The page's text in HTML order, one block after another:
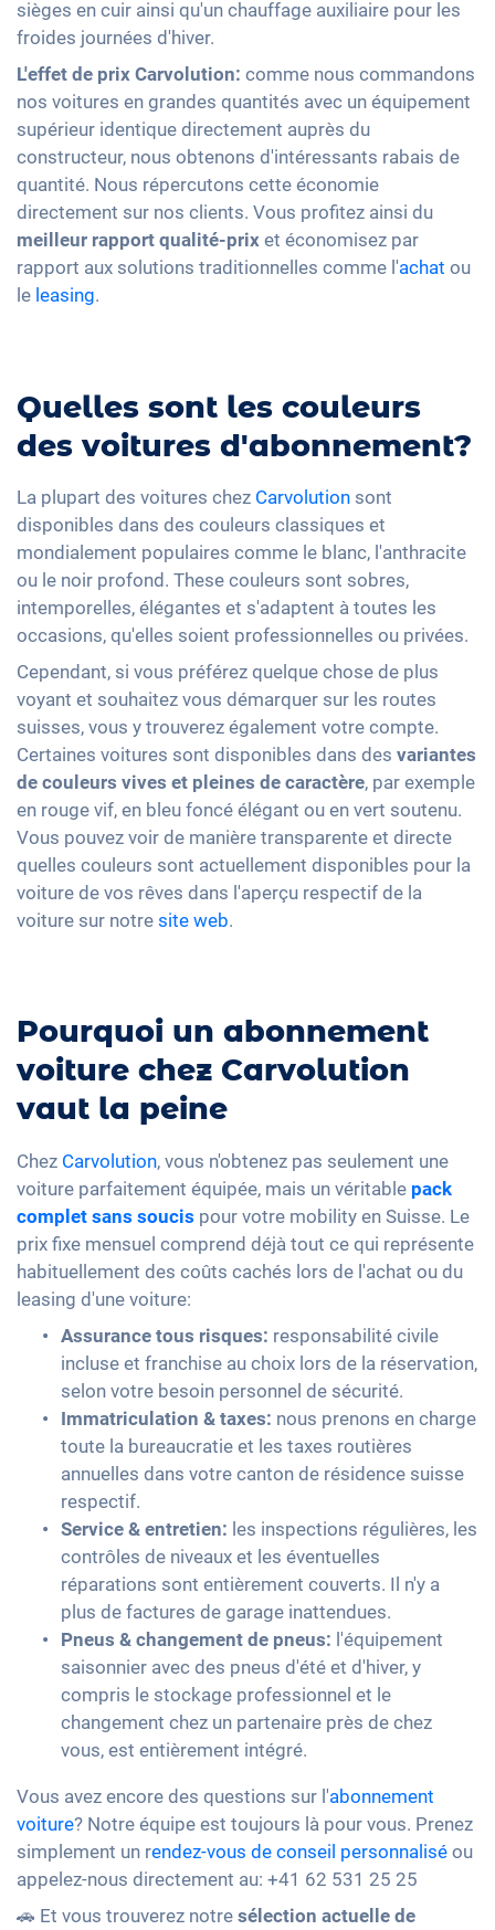
sièges en cuir ainsi qu'un chauffage auxiliaire pour les
froides journées d'hiver.
L'effet de prix Carvolution: comme nous commandons
nos voitures en grandes quantités avec un équipement
supérieur identique directement auprès du
constructeur, nous obtenons d'intéressants rabais de
quantité. Nous répercutons cette économie
directement sur nos clients. Vous profitez ainsi du
meilleur rapport qualité-prix et économisez par
rapport aux solutions traditionnelles comme l'achat ou
le leasing.
Quelles sont les couleurs
des voitures d'abonnement?
La plupart des voitures chez Carvolution sont
disponibles dans des couleurs classiques et
mondialement populaires comme le blanc, l'anthracite
ou le noir profond. These couleurs sont sobres,
intemporelles, élégantes et s'adaptent à toutes les
occasions, qu'elles soient professionnelles ou privées.
Cependant, si vous préférez quelque chose de plus
voyant et souhaitez vous démarquer sur les routes
suisses, vous y trouverez également votre compte.
Certaines voitures sont disponibles dans des variantes
de couleurs vives et pleines de caractère, par exemple
en rouge vif, en bleu foncé élégant ou en vert soutenu.
Vous pouvez voir de manière transparente et directe
quelles couleurs sont actuellement disponibles pour la
voiture de vos rêves dans l'aperçu respectif de la
voiture sur notre site web.
Pourquoi un abonnement
voiture chez Carvolution
vaut la peine
Chez Carvolution, vous n'obtenez pas seulement une
voiture parfaitement équipée, mais un véritable pack
complet sans soucis pour votre mobility en Suisse. Le
prix fixe mensuel comprend déjà tout ce qui représente
habituellement des coûts cachés lors de l'achat ou du
leasing d'une voiture:
Assurance tous risques: responsabilité civile
incluse et franchise au choix lors de la réservation,
selon votre besoin personnel de sécurité.
Immatriculation & taxes: nous prenons en charge
toute la bureaucratie et les taxes routières
annuelles dans votre canton de résidence suisse
respectif.
Service & entretien: les inspections régulières, les
contrôles de niveaux et les éventuelles
réparations sont entièrement couverts. Il n'y a
plus de factures de garage inattendues.
Pneus & changement de pneus: l'équipement
saisonnier avec des pneus d'été et d'hiver, y
compris le stockage professionnel et le
changement chez un partenaire près de chez
vous, est entièrement intégré.
Vous avez encore des questions sur l'abonnement
voiture? Notre équipe est toujours là pour vous. Prenez
simplement un rendez-vous de conseil personnalisé ou
appelez-nous directement au: +41 62 531 25 25
🚗 Et vous trouverez notre sélection actuelle de